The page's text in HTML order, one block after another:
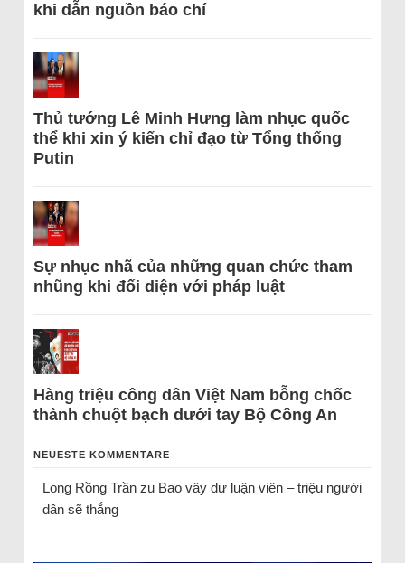
khi dẫn nguồn báo chí
Thủ tướng Lê Minh Hưng làm nhục quốc
thể khi xin ý kiến chỉ đạo từ Tổng thống
Putin
Sự nhục nhã của những quan chức tham
nhũng khi đối diện với pháp luật
Hàng triệu công dân Việt Nam bỗng chốc
thành chuột bạch dưới tay Bộ Công An
NEUESTE KOMMENTARE
Long Rồng Trầnzu Bao vây dư luận viên – triệu người
dân sẽ thắng